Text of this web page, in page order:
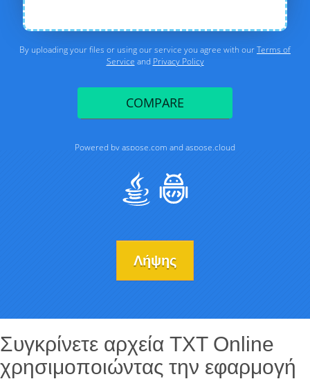
Λήψης
Συγκρίνετε αρχεία TXT Online
χρησιμοποιώντας την εφαρμογή